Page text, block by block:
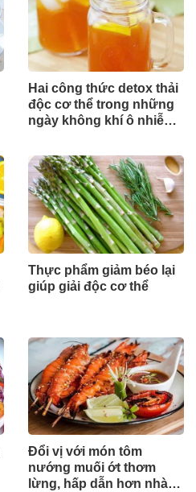
Hai công thức detox thải
độc cơ thể trong những
ngày không khí ô nhiễm
Thực phẩm giảm béo lại
giúp giải độc cơ thể
Đổi vị với món tôm
nướng muối ớt thơm
lừng, hấp dẫn hơn nhà